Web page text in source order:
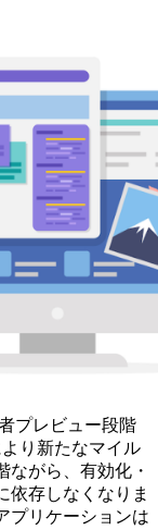
プレビュー段階
り新たなマイル
ながら、有効化・
依存しなくなりま
プリケーションは